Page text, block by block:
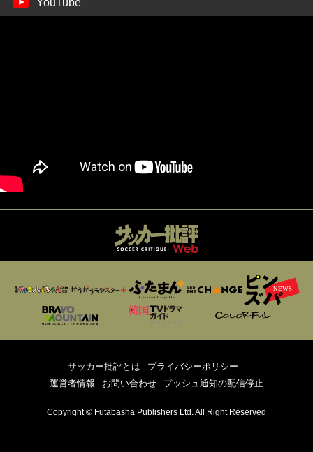
サッカー批評とは
プライバシーポリシー
運営者情報
お問い合わせ プッシュ通知の配信停止
Copyright © Futabasha Publishers Ltd. All Right Reserved